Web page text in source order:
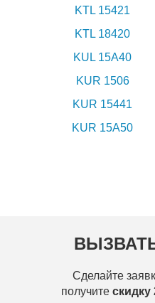
KTL 15421
KTL 18420
KUL 15A40
KUR 1506
KUR 15441
KUR 15A50
Сделайте
получите скидку